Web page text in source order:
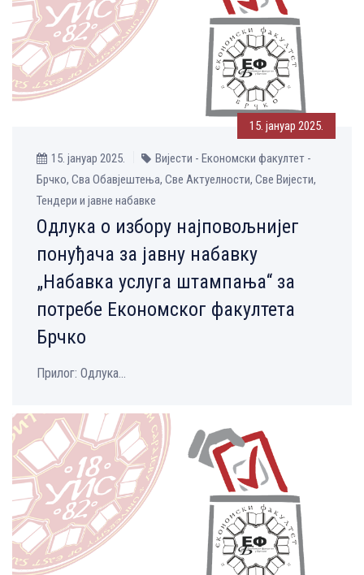
15. јануар 2025.
15. јануар 2025.
Вијести - Економски факултет -
Брчко, Сва Обавјештења, Све Aктуелности, Све Вијести,
Тендери и јавне набавке
Одлука о избору најповољнијег
понуђача за јавну набавку
„Набавка услуга штампања“ за
потребе Економског факултета
Брчко
Прилог: Одлука...